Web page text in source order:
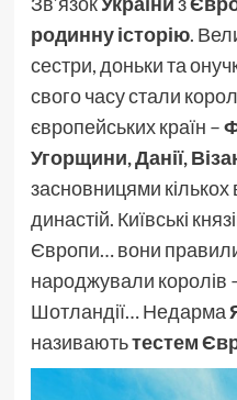
родинну історію.
сестри, доньки та
свого часу стали
європейських країн –
Угорщини, Данії,
засновницями
династій. Київські
Європи… вони
народжували королів
Шотландії… Недарма
називаютьтестем